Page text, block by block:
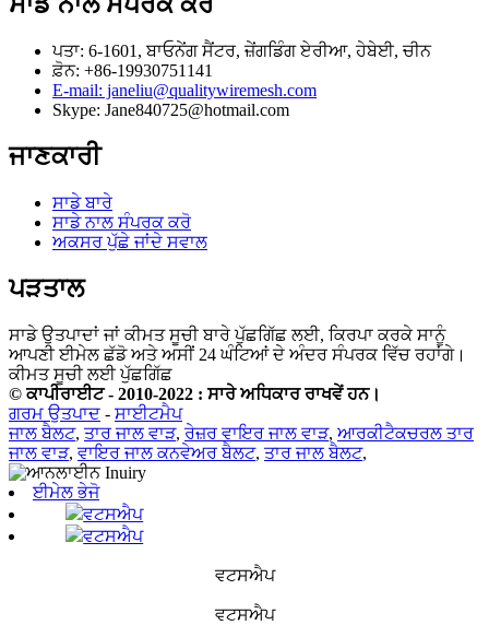
ਪਤਾ: 6-1601, ਬਾਓਨੇਂਗ ਸੈਂਟਰ, ਜ਼ੇਂਗਡਿੰਗ ਏਰੀਆ, ਹੇਬੇਈ, ਚੀਨ
ਫ਼ੋਨ: +86-19930751141
E-mail: janeliu@qualitywiremesh.com
Skype: Jane840725@hotmail.com
ਜਾਣਕਾਰੀ
ਸਾਡੇ ਬਾਰੇ
ਸਾਡੇ ਨਾਲ ਸੰਪਰਕ ਕਰੋ
ਅਕਸਰ ਪੁੱਛੇ ਜਾਂਦੇ ਸਵਾਲ
ਪੜਤਾਲ
ਸਾਡੇ ਉਤਪਾਦਾਂ ਜਾਂ ਕੀਮਤ ਸੂਚੀ ਬਾਰੇ ਪੁੱਛਗਿੱਛ ਲਈ, ਕਿਰਪਾ ਕਰਕੇ ਸਾਨੂੰ
ਆਪਣੀ ਈਮੇਲ ਛੱਡੋ ਅਤੇ ਅਸੀਂ 24 ਘੰਟਿਆਂ ਦੇ ਅੰਦਰ ਸੰਪਰਕ ਵਿੱਚ ਰਹਾਂਗੇ।
ਕੀਮਤ ਸੂਚੀ ਲਈ ਪੁੱਛਗਿੱਛ
© ਕਾਪੀਰਾਈਟ - 2010-2022 : ਸਾਰੇ ਅਧਿਕਾਰ ਰਾਖਵੇਂ ਹਨ।
ਗਰਮ ਉਤਪਾਦ - ਸਾਈਟਮੈਪ
ਜਾਲ ਬੈਲਟ, ਤਾਰ ਜਾਲ ਵਾੜ, ਰੇਜ਼ਰ ਵਾਇਰ ਜਾਲ ਵਾੜ, ਆਰਕੀਟੈਕਚਰਲ ਤਾਰ
ਜਾਲ ਵਾੜ, ਵਾਇਰ ਜਾਲ ਕਨਵੇਅਰ ਬੈਲਟ, ਤਾਰ ਜਾਲ ਬੈਲਟ,
ਈਮੇਲ ਭੇਜੋ
ਵਟਸਐਪ
ਵਟਸਐਪ
ਵਟਸਐਪ
ਵਟਸਐਪ